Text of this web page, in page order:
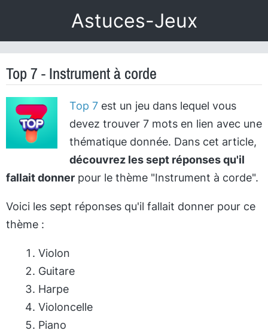
Astuces-Jeux
Top 7 - Instrument à corde
Top 7est un jeu dans lequel vous
devez trouver 7 mots en lien avec une
thématique donnée. Dans cet article,
découvrez les sept réponses qu'il
fallait donner pour le thème "Instrument à corde".
Voici les sept réponses qu'il fallait donner pour ce
thème :
Violon
Guitare
Harpe
Violoncelle
Piano